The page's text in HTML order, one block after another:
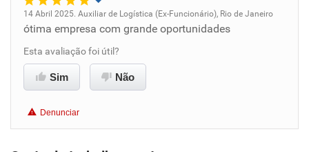
Oportunidade de promoção
Ambiente de trabalho
Benefícios
14 Abril 2025. Auxiliar de Logística (Ex-Funcionário), Rio de Janeiro
ótima empresa com grande oportunidades
Esta avaliação foi útil?
Sim Não
Denunciar